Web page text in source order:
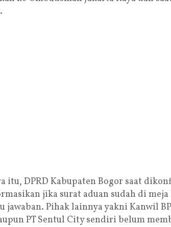
itu, DPRD Kabupaten Bogor saat
jika surat aduan sudah di meja
jawaban. Pihak lainnya yakni Kanwil
PT Sentul City sendiri belum